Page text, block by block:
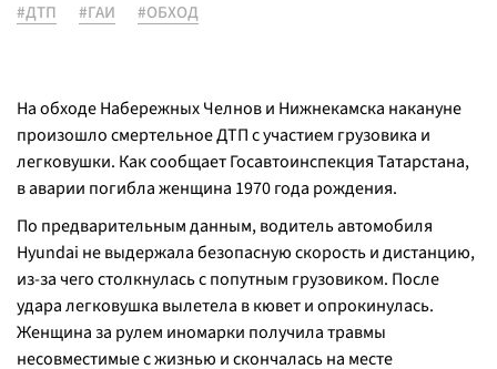
#ДТП #ГАИ #ОБХОД
На обходе Набережных Челнов и Нижнекамска накануне
произошло смертельное ДТП с участием грузовика и
легковушки. Как сообщает Госавтоинспекция Татарстана,
в аварии погибла женщина 1970 года рождения.
По предварительным данным, водитель автомобиля
Hyundai не выдержала безопасную скорость и дистанцию,
из-за чего столкнулась с попутным грузовиком. После
удара легковушка вылетела в кювет и опрокинулась.
Женщина за рулем иномарки получила травмы
несовместимые с жизнью и скончалась на месте